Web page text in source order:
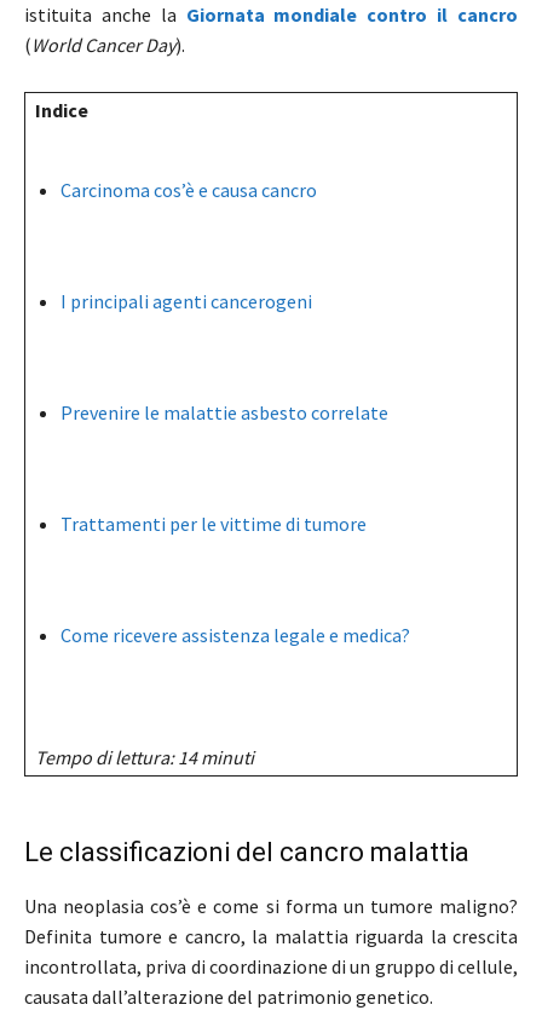
istituita anche la Giornata mondiale contro il cancro
(World Cancer Day).
Indice
Carcinoma cos’è e causa cancro
I principali agenti cancerogeni
Prevenire le malattie asbesto correlate
Trattamenti per le vittime di tumore
Come ricevere assistenza legale e medica?
Tempo di lettura: 14 minuti
Le classificazioni del cancro malattia
Una neoplasia cos’è e come si forma un tumore maligno?
Definita tumore e cancro, la malattia riguarda la crescita
incontrollata, priva di coordinazione di un gruppo di cellule,
causata dall’alterazione del patrimonio genetico.